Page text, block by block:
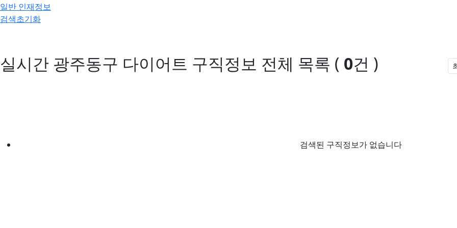
일반 인재정보
검색초기화
실시간 광주동구 다이어트 구직정보 전체 목록 ( 0건 )
검색된 구직정보가 없습니다